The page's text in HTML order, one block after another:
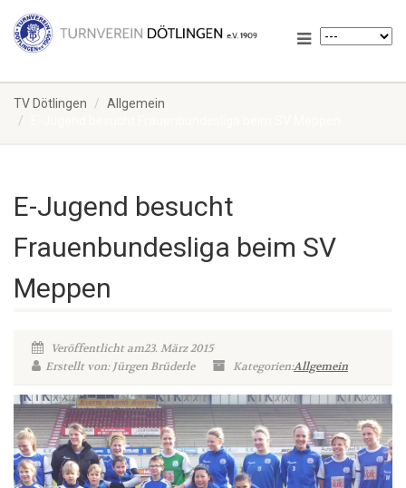
TV Dötlingen
Allgemein
E-Jugend besucht
Frauenbundesliga beim SV
Meppen
Veröffentlicht am23. März 2015
Erstellt von: Jürgen Brüderle
Kategorien:Allgemein